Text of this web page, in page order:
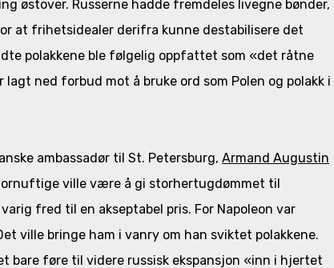
østover. Russerne hadde fremdeles livegne bønder,
at frihetsidealer derifra kunne destabilisere det
polakkene ble følgelig oppfattet som «det råtne
lagt ned forbud mot å bruke ord som Polen og polakk i
ambassadør til St. Petersburg, Armand Augustin
ville være å gi storhertugdømmet til
fred til en akseptabel pris. For Napoleon var
ville bringe ham i vanry om han sviktet polakkene.
bare føre til videre russisk ekspansjon «inn i hjertet